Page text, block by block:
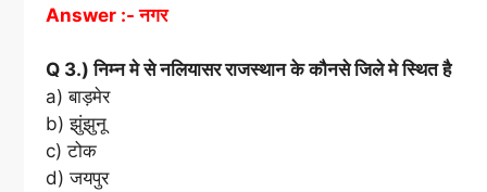
Answer :- नगर
Q 3.) निम्न मे से नलियासर राजस्थान के कौनसे जिले मे स्थित है
a) बाड़मेर
b) झुंझुनू
c) टोक
d) जयपुर